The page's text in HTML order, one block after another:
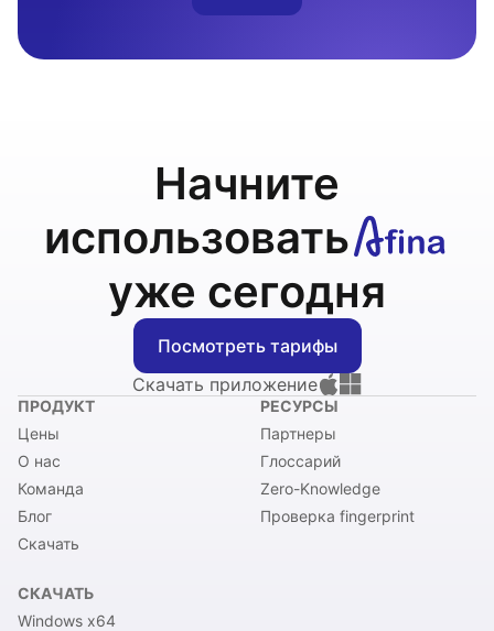
Начните
использовать
уже сегодня
Посмотреть тарифы
Скачать приложение
ПРОДУКТ
Цены
О нас
Команда
Блог
Скачать
РЕСУРСЫ
Партнеры
Глоссарий
Zero-Knowledge
Проверка fingerprint
СКАЧАТЬ
Windows x64